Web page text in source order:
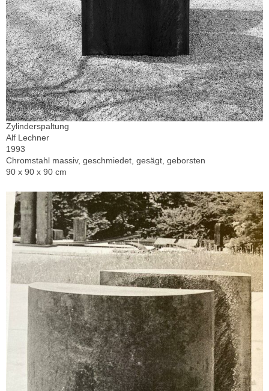
Zylinderspaltung
Alf Lechner
1993
Chromstahl massiv, geschmiedet, gesägt, geborsten
90 x 90 x 90 cm